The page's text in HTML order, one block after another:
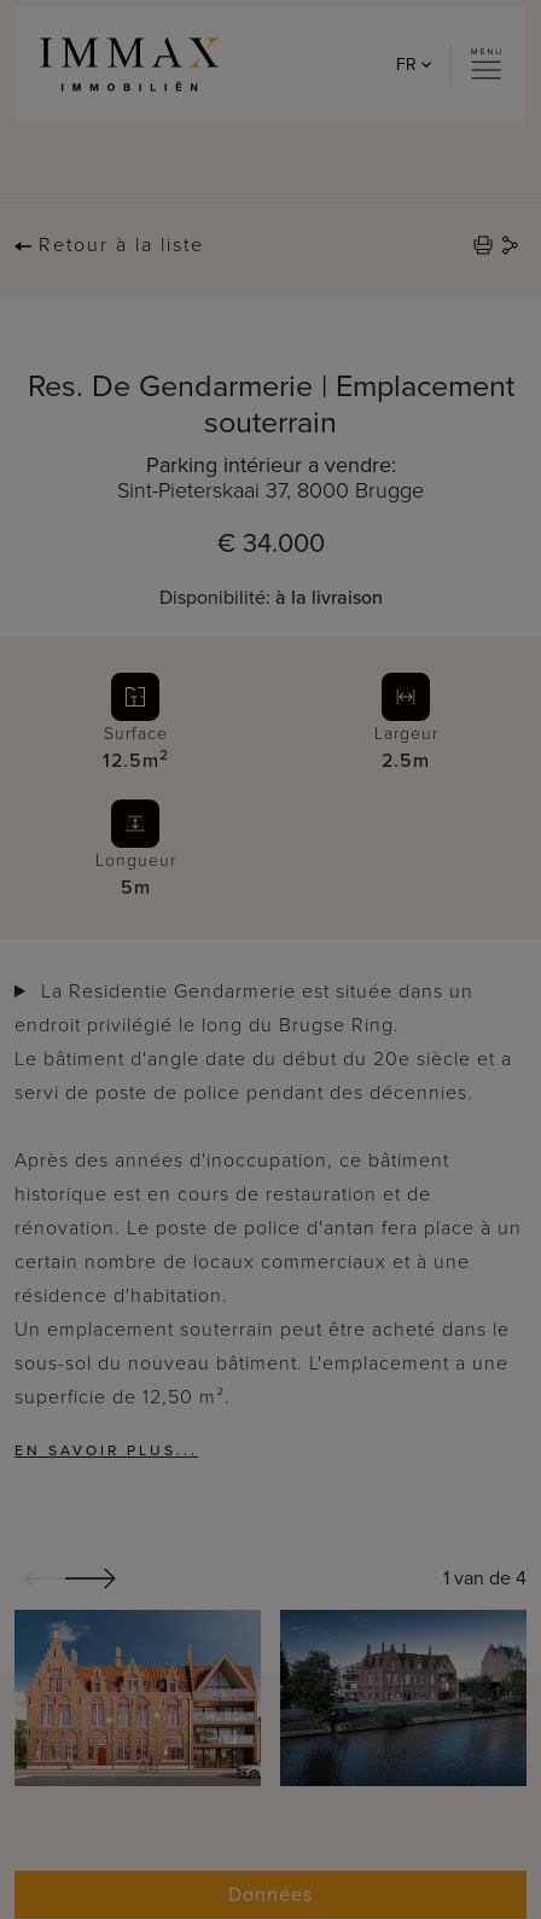
FR
Retour à la liste
Res. De Gendarmerie | Emplacement
souterrain
Parking intérieur a vendre:
Sint-Pieterskaai 37, 8000 Brugge
€ 34.000
Disponibilité: à la livraison
Surface
12.5m2
Largeur
2.5m
Longueur
5m
endroit privilégié le long du Brugse Ring.
Le bâtiment d'angle date du début du 20e siècle et a
servi de poste de police pendant des décennies.
Après des années d'inoccupation, ce bâtiment
historique est en cours de restauration et de
rénovation. Le poste de police d'antan fera place à un
certain nombre de locaux commerciaux et à une
résidence d'habitation.
Un emplacement souterrain peut être acheté dans le
sous-sol du nouveau bâtiment. L'emplacement a une
superficie de 12,50 m².
1 van de4
Données